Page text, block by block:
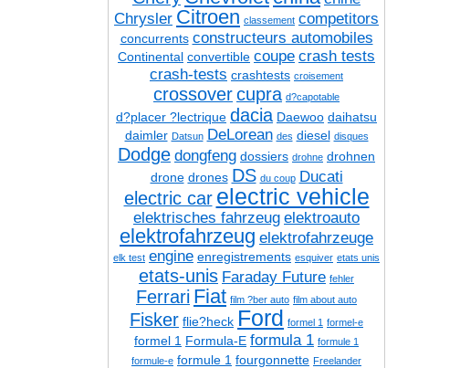
Chrysler Citroen classement competitors
concurrents constructeurs automobiles
Continental convertible coupe crash tests
crash-tests crashtests croisement
crossovercupra d?capotable
d?placer ?lectrique dacia Daewoo daihatsu
daimler Datsun DeLorean des diesel disques
Dodge dongfeng dossiers drohne drohnen
drone drones DS du coup Ducati
electric car electric vehicle
elektrisches fahrzeug elektroauto
elektrofahrzeug elektrofahrzeuge
elk test engine enregistrements esquiver etats unis
etats-unis Faraday Future fehler
Ferrari Fiat film ?ber auto film about auto
Fisker flie?heck Ford formel 1 formel-e
formel 1 Formula-E formula 1 formule 1
formule-e formule 1 fourgonnette Freelander